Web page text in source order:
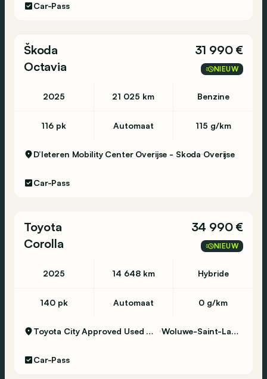
Car-Pass
Škoda
Octavia
31 990 €
NIEUW
2025 21 025 km Benzine
116 pk Automaat 115 g/km
D’Ieteren Mobility Center Overijse - Skoda Overijse
Car-Pass
Toyota
Corolla
34 990 €
NIEUW
2025 14 648 km Hybride
140 pk Automaat 0 g/km
Toyota City Approved Used Woluwe Woluwe-Saint-Lambert
Car-Pass